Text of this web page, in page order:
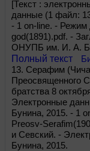
[Текст :
данные (1 файл:
- 1 on-line. - Режим
god(1891).pdf. -
ОНУПБ им. И. А.
Полный текст
13. Серафим
Преосвященного
братства 8
Электронные
Бунина, 2015. - 1
Preosv-
и Севский. -
Бунина, 2015.